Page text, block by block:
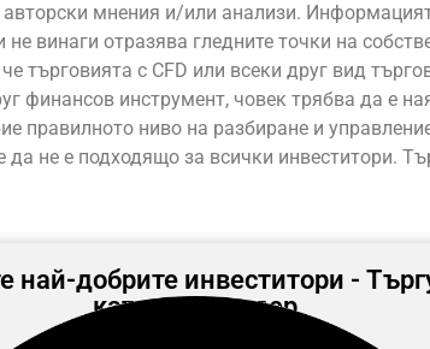
мнения и/или анализи.
винаги отразява гледните точки на
търговията с CFD или всеки друг вид
финансов инструмент, човек трябва да е
правилното ниво на разбиране и
не е подходящо за всички инвеститори.
най-добрите инвеститори -
като милиардер